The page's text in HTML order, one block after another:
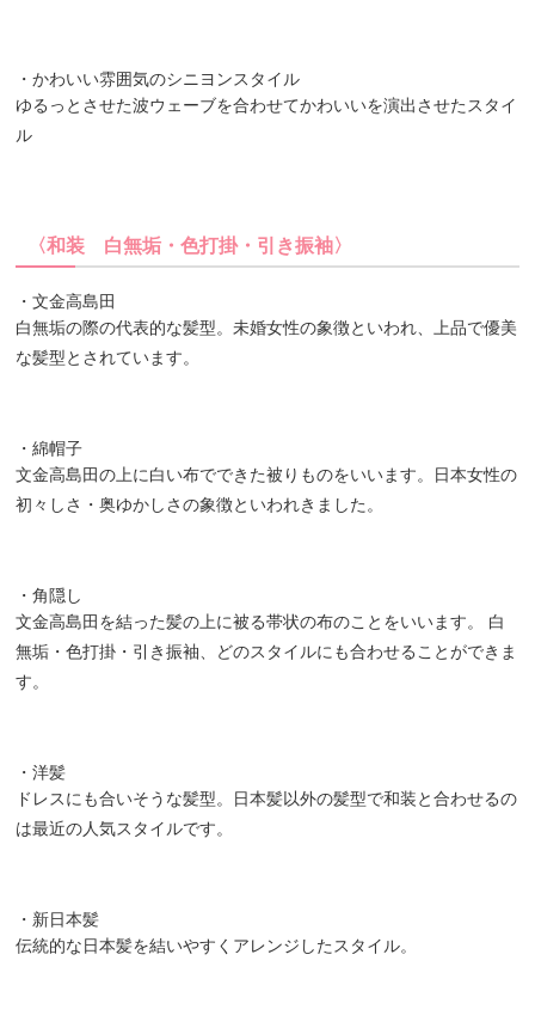
・かわいい雰囲気のシニヨンスタイル
ゆるっとさせた波ウェーブを合わせてかわいいを演出させたスタイ
ル
〈和装 白無垢・色打掛・引き振袖〉
・文金高島田
白無垢の際の代表的な髪型。未婚女性の象徴といわれ、上品で優美
な髪型とされています。
・綿帽子
文金高島田の上に白い布でできた被りものをいいます。日本女性の
初々しさ・奥ゆかしさの象徴といわれきました。
・角隠し
文金高島田を結った髪の上に被る帯状の布のことをいいます。 白
無垢・色打掛・引き振袖、どのスタイルにも合わせることができま
す。
・洋髪
ドレスにも合いそうな髪型。日本髪以外の髪型で和装と合わせるの
は最近の人気スタイルです。
・新日本髪
伝統的な日本髪を結いやすくアレンジしたスタイル。